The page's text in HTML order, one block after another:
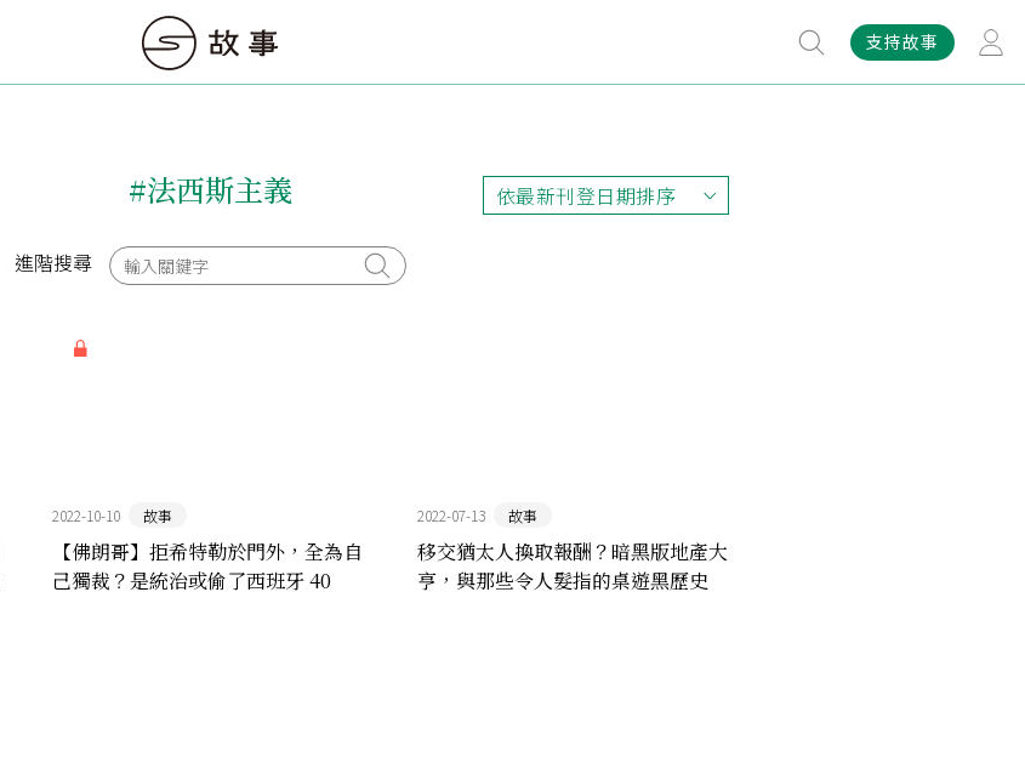
支持故事
#法西斯主義 依最新刊登日期排序
依最新刊登日期排序
進階搜尋
2022-10-10 故事
【佛朗哥】拒希特勒於門外，全為自
己獨裁？是統治或偷了西班牙 40
2022-07-13 故事
移交猶太人換取報酬？暗黑版地產大
亨，與那些令人髮指的桌遊黑歷史